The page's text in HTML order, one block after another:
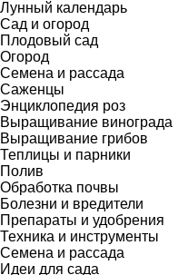
Лунный календарь
Сад и огород
Плодовый сад
Огород
Семена и рассада
Саженцы
Энциклопедия роз
Выращивание винограда
Выращивание грибов
Теплицы и парники
Полив
Обработка почвы
Болезни и вредители
Препараты и удобрения
Техника и инструменты
Семена и рассада
Идеи для сада